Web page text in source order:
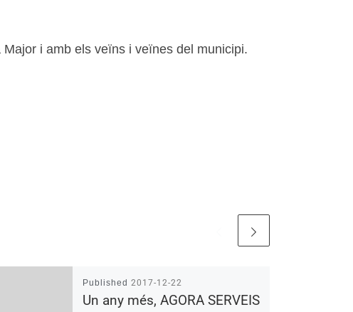
i amb els veïns i veïnes del municipi.
Published 2017-12-22
Un any més, AGORA SERVEIS